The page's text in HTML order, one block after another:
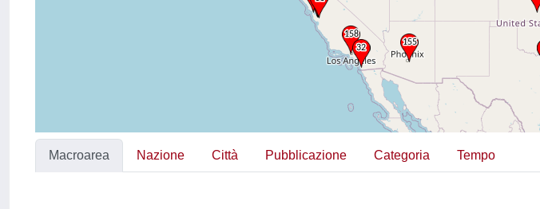
Macroarea Nazione Città Pubblicazione Categoria Tempo